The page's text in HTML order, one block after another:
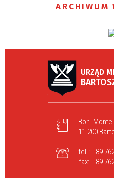
ARCHIWUM
URZĄD
Boh. Monte
11-200
tel.:
89
fax:
89